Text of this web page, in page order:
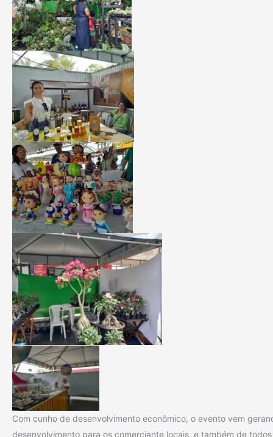
Com cunho de desenvolvimento econômico, o evento vem
desenvolvimento para os comerciante locais, e também de